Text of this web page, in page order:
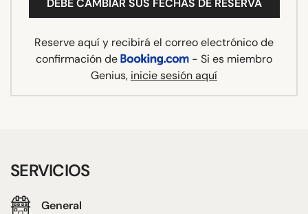
Reserve aquí y recibirá el correo electrónico de
confirmación de
- Si es miembro
Genius, inicie sesión aquí
SERVICIOS
General